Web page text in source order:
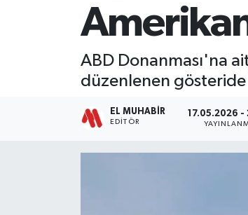
Amerikan
ABD Donanması'na
düzenlenen gösteride
EL MUHABIR
EDITÖR
17.05.2026 -
Süper Lig Puan Durumu ve Fikstür
Tüm Manşetler